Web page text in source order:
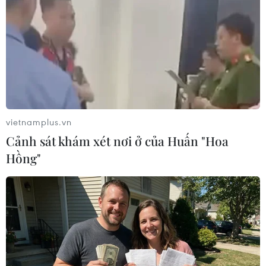
TP. Hà Nội
Theo dõi VietnamPlus
TIN LIÊN QUAN
vietnamplus.vn
Cảnh sát khám xét nơi ở của Huấn "Hoa
Hồng"